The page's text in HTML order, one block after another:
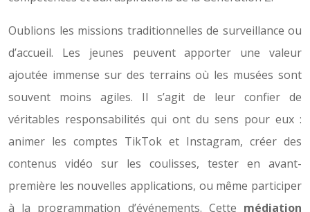
Oublions les missions traditionnelles de surveillance ou
d’accueil. Les jeunes peuvent apporter une valeur
ajoutée immense sur des terrains où les musées sont
souvent moins agiles. Il s’agit de leur confier de
véritables responsabilités qui ont du sens pour eux :
animer les comptes TikTok et Instagram, créer des
contenus vidéo sur les coulisses, tester en avant-
première les nouvelles applications, ou même participer
à la programmation d’événements. Cette médiation